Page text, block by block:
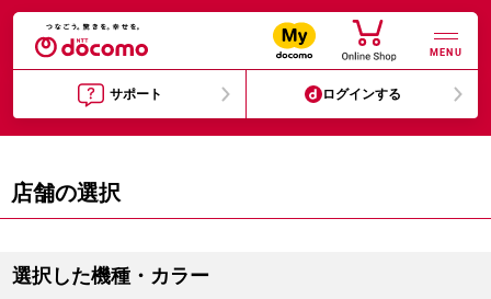
MENU
サポート ログインする
店舗の選択
選択した機種・カラー